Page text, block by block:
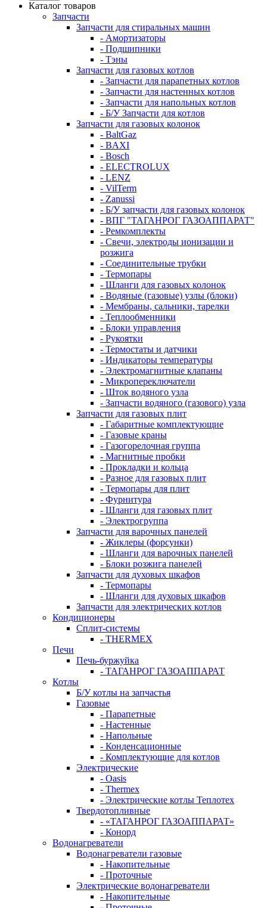
Каталог товаров
Запчасти
Запчасти для стиральных машин
- Амортизаторы
- Подшипники
- Тэны
Запчасти для газовых котлов
- Запчасти для парапетных котлов
- Запчасти для настенных котлов
- Запчасти для напольных котлов
- Б/У Запчасти для котлов
Запчасти для газовых колонок
- BaltGaz
- BAXI
- Bosch
- ELECTROLUX
- LENZ
- VilTerm
- Zanussi
- Б/У запчасти для газовых колонок
- ВПГ "ТАГАНРОГ ГАЗОАППАРАТ"
- Ремкомплекты
- Свечи, электроды ионизации и
розжига
- Соединительные трубки
- Термопары
- Шланги для газовых колонок
- Водяные (газовые) узлы (блоки)
- Мембраны, сальники, тарелки
- Теплообменники
- Блоки управления
- Рукоятки
- Термостаты и датчики
- Индикаторы температуры
- Электромагнитные клапаны
- Микропереключатели
- Шток водяного узла
- Запчасти водяного (газового) узла
Запчасти для газовых плит
- Габаритные комплектующие
- Газовые краны
- Газогорелочная группа
- Магнитные пробки
- Прокладки и кольца
- Разное для газовых плит
- Термопары для плит
- Фурнитура
- Шланги для газовых плит
- Электрогруппа
Запчасти для варочных панелей
- Жиклеры (форсунки)
- Шланги для варочных панелей
- Блоки розжига панелей
Запчасти для духовых шкафов
- Термопары
- Шланги для духовых шкафов
Запчасти для электрических котлов
Кондиционеры
Сплит-системы
- THERMEX
Печи
Печь-буржуйка
- ТАГАНРОГ ГАЗОАППАРАТ
Котлы
Б/У котлы на запчастья
Газовые
- Парапетные
- Настенные
- Напольные
- Конденсационные
- Комплектующие для котлов
Электрические
- Oasis
- Thermex
- Электрические котлы Теплотех
Твердотопливные
- «ТАГАНРОГ ГАЗОАППАРАТ»
- Конорд
Водонагреватели
Водонагреватели газовые
- Накопительные
- Проточные
Электрические водонагреватели
- Накопительные